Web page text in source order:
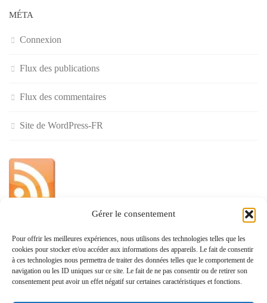
Gérer le consentement
Pour offrir les meilleures expériences, nous utilisons des technologies telles que les
cookies pour stocker et/ou accéder aux informations des appareils. Le fait de consentir
à ces technologies nous permettra de traiter des données telles que le comportement de
navigation ou les ID uniques sur ce site. Le fait de ne pas consentir ou de retirer son
consentement peut avoir un effet négatif sur certaines caractéristiques et fonctions.
MÉTA
Connexion
Flux des publications
Flux des commentaires
Site de WordPress-FR
»
Politique de confidentialité